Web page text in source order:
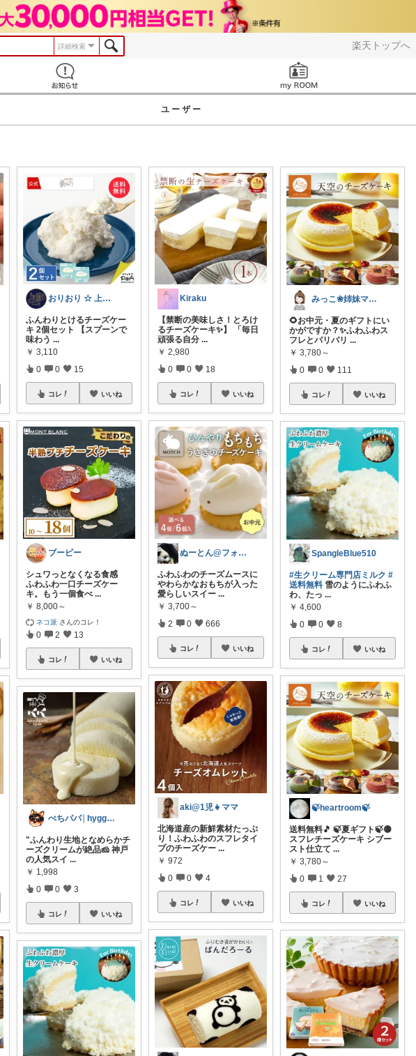
楽天トップへ
詳細検索
ユーザー
おりおり ☆ 上限🙏
ふんわりとけるチーズケー
キ 2個セット 【スプーンで
味わう ...
￥ 3,110
0 0 15
コレ いいね
ブービー
シュワっとなくなる食感
ふわふわ一口チーズケー
キ。もう一個食べ ...
￥ 8,000～
ネコ派 さんのコレ！
0 2 13
コレ いいね
ぺちパパ│hyggeな心意気を大切に🌿
"ふんわり生地となめらかチ
ーズクリームが絶品🧀 神戸
の人気スイ ...
￥ 1,998
0 0 3
コレ いいね
Kiraku
【禁断の美味しさ！とろけ
るチーズケーキ✨】 「毎日
頑張る自分 ...
￥ 2,980
0 0 18
コレ いいね
ぬーとん@フォロバ100％
ふわふわのチーズムースに
やわらかなおもちが入った
愛らしいスイー ...
￥ 3,700～
2 0 666
コレ いいね
aki@1児👧ママ
北海道産の新鮮素材たっぷ
り！ふわふわのスフレタイ
プのチーズケー ...
￥ 972
0 0 4
コレ いいね
みっこ❀姉妹ママ👭
🌻お中元・夏のギフトにい
かがですか？✨ふわふわス
フレとパリパリ ...
￥ 3,780～
0 0 111
コレ いいね
SpangleBlue510
#生クリーム専門店ミルク #
送料無料 雪のようにふわふ
わ、たっ ...
￥ 4,600
0 0 8
コレ いいね
🍃heartroom🍃
送料無料🎵 🍃夏ギフト🍃🟡
スフレチーズケーキ シブー
スト仕立て ...
￥ 3,780～
0 1 27
コレ いいね